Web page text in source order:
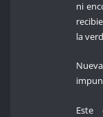
ni
la
Este